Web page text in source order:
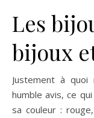
Les
bijoux
Justement à
humble avis, ce
sa couleur :